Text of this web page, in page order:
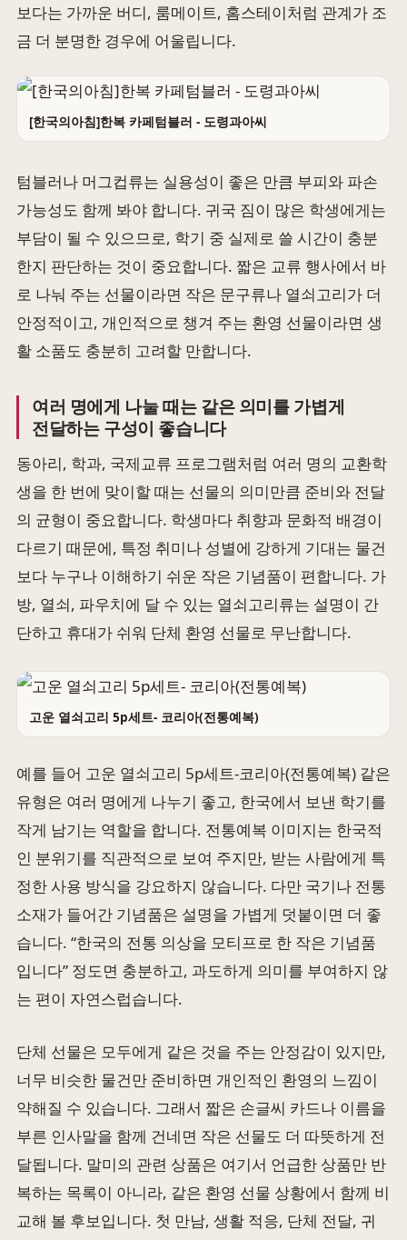
보다는 가까운 버디, 룸메이트, 홈스테이처럼 관계가 조
금 더 분명한 경우에 어울립니다.
[한국의아침]한복 카페텀블러 - 도령과아씨
텀블러나 머그컵류는 실용성이 좋은 만큼 부피와 파손
가능성도 함께 봐야 합니다. 귀국 짐이 많은 학생에게는
부담이 될 수 있으므로, 학기 중 실제로 쓸 시간이 충분
한지 판단하는 것이 중요합니다. 짧은 교류 행사에서 바
로 나눠 주는 선물이라면 작은 문구류나 열쇠고리가 더
안정적이고, 개인적으로 챙겨 주는 환영 선물이라면 생
활 소품도 충분히 고려할 만합니다.
여러 명에게 나눌 때는 같은 의미를 가볍게
전달하는 구성이 좋습니다
동아리, 학과, 국제교류 프로그램처럼 여러 명의 교환학
생을 한 번에 맞이할 때는 선물의 의미만큼 준비와 전달
의 균형이 중요합니다. 학생마다 취향과 문화적 배경이
다르기 때문에, 특정 취미나 성별에 강하게 기대는 물건
보다 누구나 이해하기 쉬운 작은 기념품이 편합니다. 가
방, 열쇠, 파우치에 달 수 있는 열쇠고리류는 설명이 간
단하고 휴대가 쉬워 단체 환영 선물로 무난합니다.
고운 열쇠고리 5p세트- 코리아(전통예복)
예를 들어 고운 열쇠고리 5p세트-코리아(전통예복) 같은
유형은 여러 명에게 나누기 좋고, 한국에서 보낸 학기를
작게 남기는 역할을 합니다. 전통예복 이미지는 한국적
인 분위기를 직관적으로 보여 주지만, 받는 사람에게 특
정한 사용 방식을 강요하지 않습니다. 다만 국기나 전통
소재가 들어간 기념품은 설명을 가볍게 덧붙이면 더 좋
습니다. “한국의 전통 의상을 모티프로 한 작은 기념품
입니다” 정도면 충분하고, 과도하게 의미를 부여하지 않
는 편이 자연스럽습니다.
단체 선물은 모두에게 같은 것을 주는 안정감이 있지만,
너무 비슷한 물건만 준비하면 개인적인 환영의 느낌이
약해질 수 있습니다. 그래서 짧은 손글씨 카드나 이름을
부른 인사말을 함께 건네면 작은 선물도 더 따뜻하게 전
달됩니다. 말미의 관련 상품은 여기서 언급한 상품만 반
복하는 목록이 아니라, 같은 환영 선물 상황에서 함께 비
교해 볼 후보입니다. 첫 만남, 생활 적응, 단체 전달, 귀